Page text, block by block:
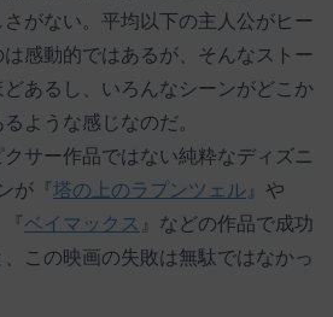
がない。平均以下の主人公がヒー
感動的ではあるが、そんなストー
どあるし、いろんなシーンがどこか
ような感じなのだ。
サー作品ではない純粋なディズニ
が『塔の上のラプンツェル 』や
『ベイマックス 』などの作品で成功
この映画の失敗は無駄ではなかっ